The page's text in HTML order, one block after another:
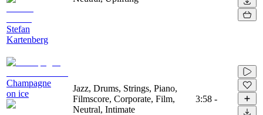
Stefan
Kartenberg
Champagne
on ice
Jazz, Drums, Strings, Piano,
Filmscore, Corporate, Film,
Neutral, Intimate
3:58 -